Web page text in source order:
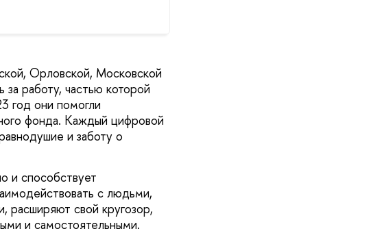
Орловской, Московской
работу, частью которой
год они помогли
фонда. Каждый цифровой
и заботу о
и способствует
с людьми,
расширяют свой кругозор,
и самостоятельными.